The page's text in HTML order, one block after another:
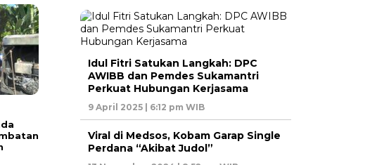
Idul Fitri Satukan Langkah: DPC
AWIBB dan Pemdes Sukamantri
Perkuat Hubungan Kerjasama
9 April 2025 | 6:12 pm WIB
Viral di Medsos, Kobam Garap Single
Perdana “Akibat Judol”